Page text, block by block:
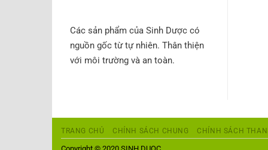
Các sản phẩm của Sinh Dược có
nguồn gốc từ tự nhiên. Thân thiện
với môi trường và an toàn.
TRANG CHỦ CHÍNH SÁCH CHUNG CHÍNH SÁCH